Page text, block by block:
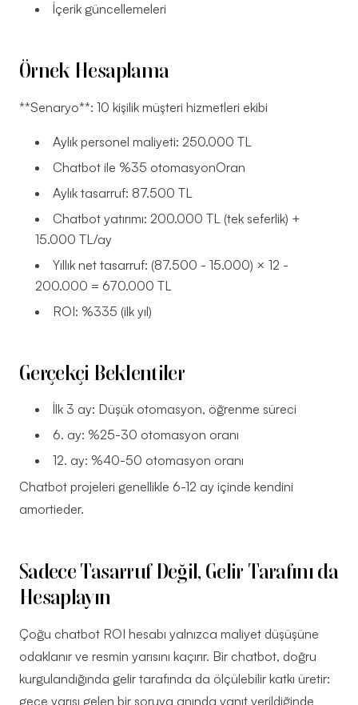
İçerik güncellemeleri
Örnek Hesaplama
**Senaryo**: 10 kişilik müşteri hizmetleri ekibi
Aylık personel maliyeti: 250.000 TL
Chatbot ile %35 otomasyonOran
Aylık tasarruf: 87.500 TL
Chatbot yatırımı: 200.000 TL (tek seferlik) +
15.000 TL/ay
Yıllık net tasarruf: (87.500 - 15.000) × 12 -
200.000 = 670.000 TL
ROI: %335 (ilk yıl)
Gerçekçi Beklentiler
İlk 3 ay: Düşük otomasyon, öğrenme süreci
6. ay: %25-30 otomasyon oranı
12. ay: %40-50 otomasyon oranı
Chatbot projeleri genellikle 6-12 ay içinde kendini
amortieder.
Sadece Tasarruf Değil, Gelir Tarafını da
Hesaplayın
Çoğu chatbot ROI hesabı yalnızca maliyet düşüşüne
odaklanır ve resmin yarısını kaçırır. Bir chatbot, doğru
kurgulandığında gelir tarafında da ölçülebilir katkı üretir:
gece yarısı gelen bir soruya anında yanıt verildiğinde